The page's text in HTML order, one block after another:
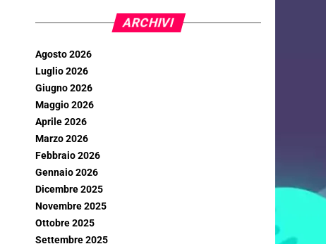
ARCHIVI
Agosto 2026
Luglio 2026
Giugno 2026
Maggio 2026
Aprile 2026
Marzo 2026
Febbraio 2026
Gennaio 2026
Dicembre 2025
Novembre 2025
Ottobre 2025
Settembre 2025